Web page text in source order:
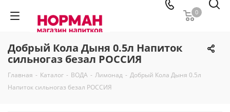
0
Добрый Кола Дыня 0.5л Напиток
сильногаз безал РОССИЯ
Главная - Каталог - ВОДА - Лимонад - Добрый Кола Дыня 0.5л
Напиток сильногаз безал РОССИЯ